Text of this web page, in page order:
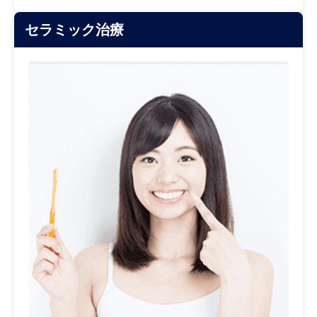
セラミック治療